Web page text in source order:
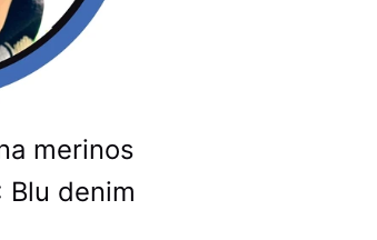
merinos
Blu denim